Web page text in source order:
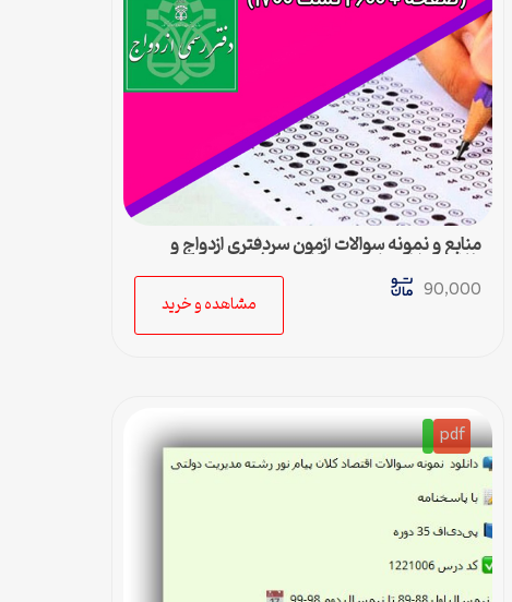
منابع و نمونه سوالات آزمون سردفتری ازدواج و
طلاق (۱۷۰۰ صفحه + ۲۶۰۰ تست)
90,000
مشاهده و خرید
pdf